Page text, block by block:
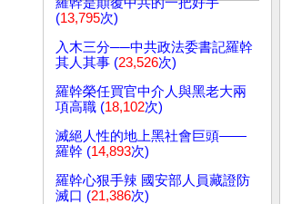
(13,795次)
入木三分──中共政法委書記羅幹
其人其事 (23,526次)
羅幹榮任買官中介人與黑老大兩
項高職 (18,102次)
滅絕人性的地上黑社會巨頭——
羅幹 (14,893次)
羅幹心狠手辣 國安部人員藏證防
滅口 (21,386次)